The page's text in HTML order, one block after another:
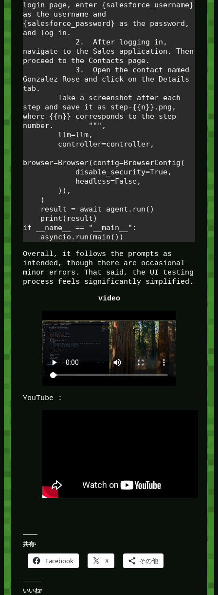
login page, enter {salesforce_username}
as the username and
{salesforce_password} as the password,
and log in.
navigate to the Sales application. Then
proceed to the Contacts page.
Gonzalez Rose and click on the Details
tab.
step and save it as step-{{n}}.png,
where {{n}} corresponds to the step
number.        """,
browser=Browser(config=BrowserConfig(
if __name__ == "__main__":
    asyncio.run(main())
Overall, it follows the prompts as
intended, though there are occasional
minor errors. That said, the UI testing
process feels significantly simplified.
video
YouTube :
共有:
Facebook X その他
いいね: